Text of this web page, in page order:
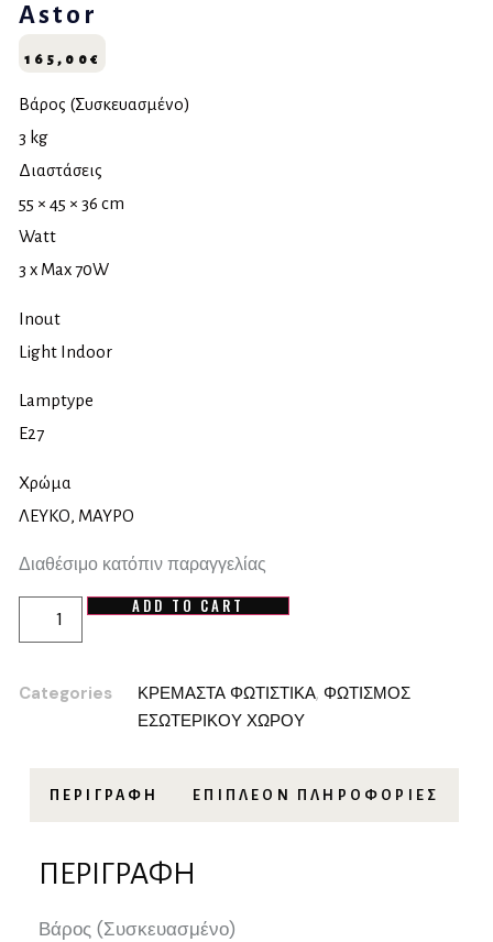
Astor
165,00 €
Βάρος (Συσκευασμένο)
3 kg
Διαστάσεις
55 × 45 × 36 cm
Watt
3 x Max 70W
Inout
Light Indoor
Lamptype
E27
Χρώμα
ΛΕΥΚΟ, ΜΑΥΡΟ
Διαθέσιμο κατόπιν παραγγελίας
ADD TO CART
Categories ΚΡΕΜΑΣΤΑ ΦΩΤΙΣΤΙΚΑ, ΦΩΤΙΣΜΟΣ
ΕΣΩΤΕΡΙΚΟΥ ΧΩΡΟΥ
ΠΕΡΙΓΡΑΦΉ ΕΠΙΠΛΈΟΝ ΠΛΗΡΟΦΟΡΊΕΣ
ΠΕΡΙΓΡΑΦΉ
Βάρος (Συσκευασμένο)